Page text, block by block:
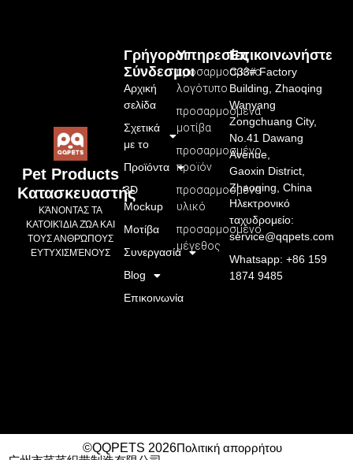
Pet Products
Κατασκευαστής
ΚΆΝΟΝΤΑΣ ΤΑ
ΚΑΤΟΙΚΊΔΙΑ ΖΏΑ ΚΑΙ
ΤΟΥΣ ΑΝΘΡΏΠΟΥΣ
ΕΥΤΥΧΙΣΜΈΝΟΥΣ
Υπηρεσίες
προσαρμοσμένο
λογότυπο
προσαρμοσμένα
μοτίβα
προσαρμοσμένο
προϊόν
προσαρμοσμένο
υλικό
προσαρμοσμένο
μέγεθος
Γρήγοροι
Σύνδεσμοι
Αρχική
σελίδα
Σχετικά
με το
Προϊόντα
3D
Mockup
Μοτίβα
Συνεργασία
Blog
Επικοινωνία
Επικοινωνήστε
C33# Factory
Building, Zhaoqing
Wanyang
Zongchuang City,
No.41 Dawang
Avenue,
Gaoxin District,
Zhaoqing, China
Ηλεκτρονικό
ταχυδρομείο:
service@qqpets.com
Whatsapp: +86 159
1874 9485
©QQPETS 2026Πολιτική απορρήτου